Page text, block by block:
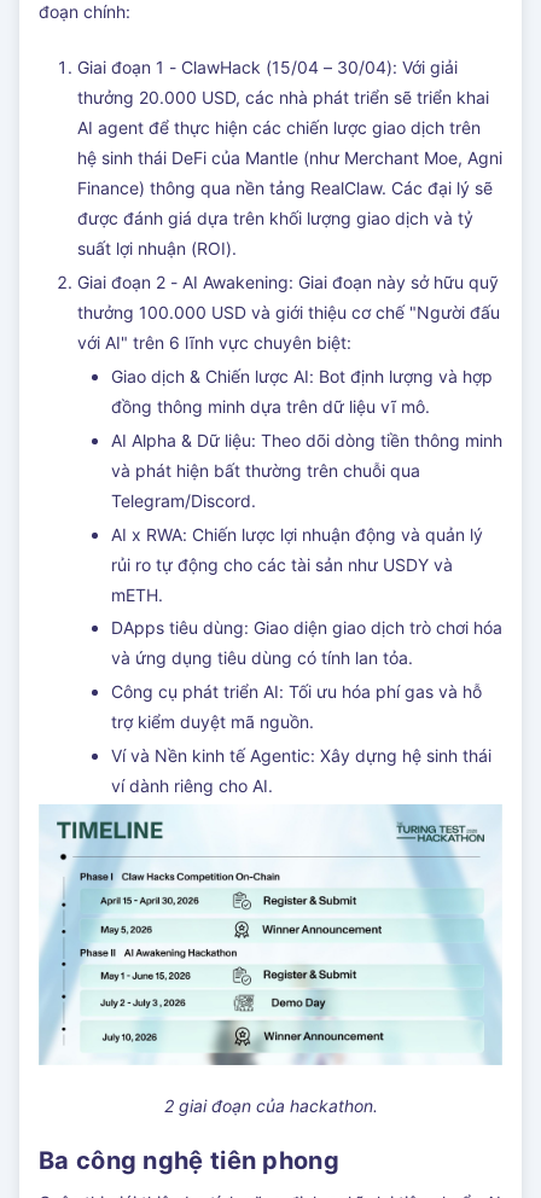
đoạn chính:
Giai đoạn 1 - ClawHack (15/04 – 30/04): Với giải
thưởng 20.000 USD, các nhà phát triển sẽ triển khai
AI agent để thực hiện các chiến lược giao dịch trên
hệ sinh thái DeFi của Mantle (như Merchant Moe, Agni
Finance) thông qua nền tảng RealClaw. Các đại lý sẽ
được đánh giá dựa trên khối lượng giao dịch và tỷ
suất lợi nhuận (ROI).
Giai đoạn 2 - AI Awakening: Giai đoạn này sở hữu quỹ
thưởng 100.000 USD và giới thiệu cơ chế "Người đấu
với AI" trên 6 lĩnh vực chuyên biệt:
Giao dịch & Chiến lược AI: Bot định lượng và hợp
đồng thông minh dựa trên dữ liệu vĩ mô.
AI Alpha & Dữ liệu: Theo dõi dòng tiền thông minh
và phát hiện bất thường trên chuỗi qua
Telegram/Discord.
AI x RWA: Chiến lược lợi nhuận động và quản lý
rủi ro tự động cho các tài sản như USDY và
mETH.
DApps tiêu dùng: Giao diện giao dịch trò chơi hóa
và ứng dụng tiêu dùng có tính lan tỏa.
Công cụ phát triển AI: Tối ưu hóa phí gas và hỗ
trợ kiểm duyệt mã nguồn.
Ví và Nền kinh tế Agentic: Xây dựng hệ sinh thái
ví dành riêng cho AI.
2 giai đoạn của hackathon.
Ba công nghệ tiên phong